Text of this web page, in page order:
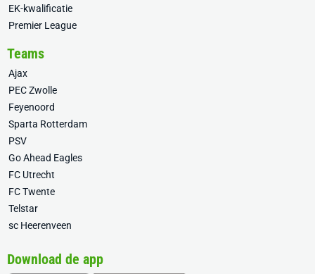
EK-kwalificatie
Premier League
Teams
Ajax
PEC Zwolle
Feyenoord
Sparta Rotterdam
PSV
Go Ahead Eagles
FC Utrecht
FC Twente
Telstar
sc Heerenveen
Download de app